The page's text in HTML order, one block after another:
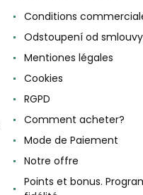
Conditions
Odstoupení od smlouvy
Mentiones légales
Cookies
RGPD
Comment acheter?
Mode de Paiement
Notre offre
Points et bonus.